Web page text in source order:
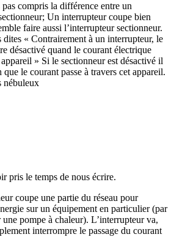
compris la différence entre un
Un interrupteur coupe bien
faire aussi l’interrupteur sectionneur.
« Contrairement à un interrupteur, le
désactivé quand le courant électrique
» Si le sectionneur est désactivé il
que le courant passe à travers cet appareil.
nébuleux
pris le temps de nous écrire.
coupe une partie du réseau pour
sur un équipement en particulier (par
une pompe à chaleur). L’interrupteur va,
interrompre le passage du courant